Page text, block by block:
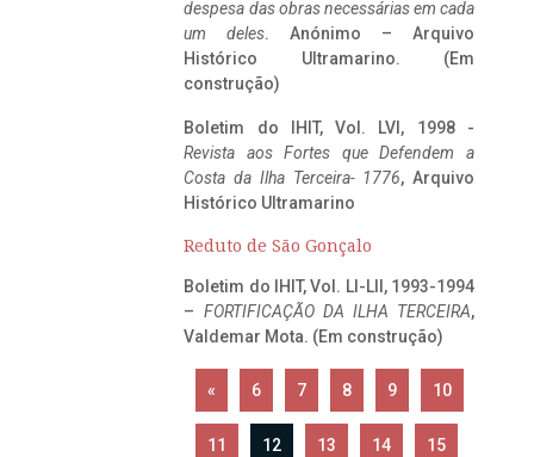
despesa das obras necessárias em cada
um deles. Anónimo – Arquivo
Histórico Ultramarino. (Em
construção)
Boletim do IHIT, Vol. LVI, 1998 -
Revista aos Fortes que Defendem a
Costa da Ilha Terceira- 1776, Arquivo
Histórico Ultramarino
Reduto de São Gonçalo
Boletim do IHIT, Vol. LI-LII, 1993-1994
– FORTIFICAÇÃO DA ILHA TERCEIRA,
Valdemar Mota. (Em construção)
« 6 7 8 9 10
11 12 13 14 15